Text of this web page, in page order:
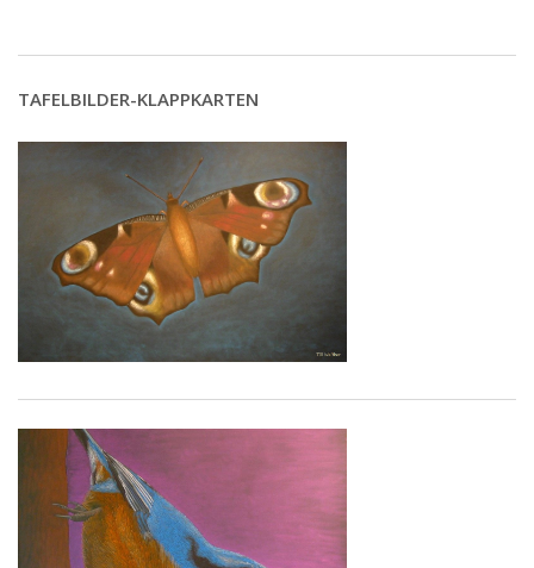
TAFELBILDER-KLAPPKARTEN